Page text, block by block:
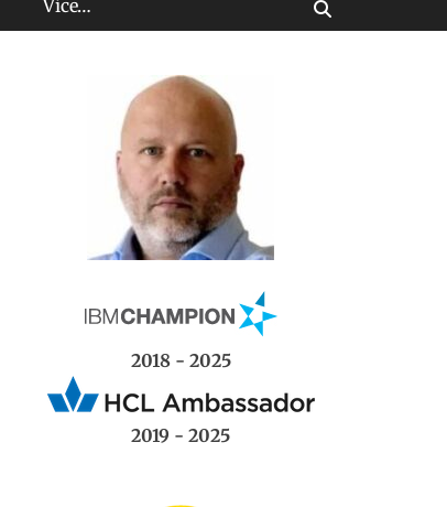
Více…
2018 - 2025
2019 - 2025